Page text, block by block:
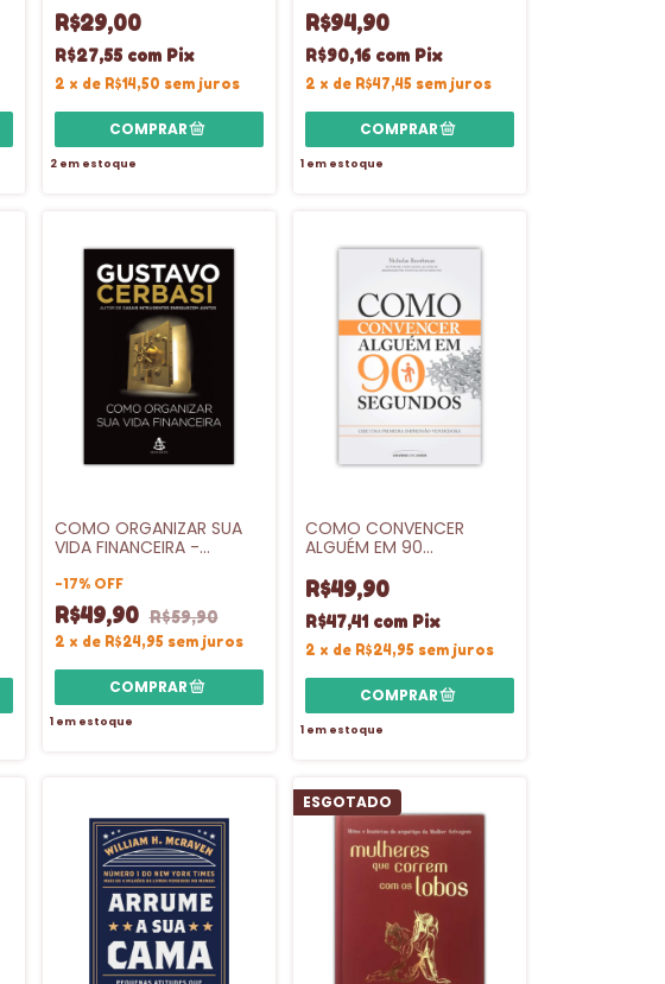
R$29,00
R$27,55 com Pix
2 x de R$14,50 sem juros
2 em estoque
R$94,90
R$90,16 com Pix
2 x de R$47,45 sem juros
1 em estoque
COMO ORGANIZAR SUA
VIDA FINANCEIRA -
-17% OFF
R$49,90 R$59,90
2 x de R$24,95 sem juros
1 em estoque
COMO CONVENCER
ALGUÉM EM 90
R$49,90
R$47,41 com Pix
2 x de R$24,95 sem juros
1 em estoque
ESGOTADO